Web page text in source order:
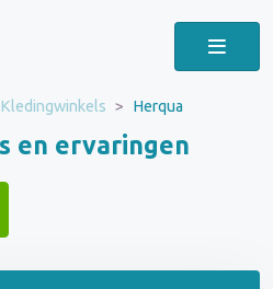
Kledingwinkels Herqua
en ervaringen